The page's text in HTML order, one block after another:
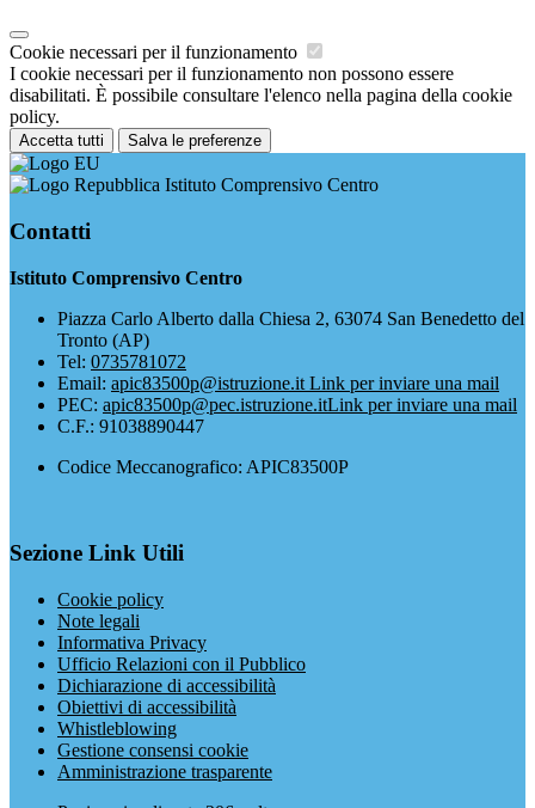
Cookie necessari per il funzionamento
I cookie necessari per il funzionamento non possono essere
disabilitati. È possibile consultare l'elenco nella pagina della cookie
policy.
Accetta tutti Salva le preferenze
Istituto Comprensivo Centro
Contatti
Istituto Comprensivo Centro
Piazza Carlo Alberto dalla Chiesa 2, 63074 San Benedetto del
Tronto (AP)
Tel: 0735781072
Email: apic83500p@istruzione.it Link per inviare una mail
PEC: apic83500p@pec.istruzione.itLink per inviare una mail
C.F.: 91038890447
Codice Meccanografico: APIC83500P
Sezione Link Utili
Cookie policy
Note legali
Informativa Privacy
Ufficio Relazioni con il Pubblico
Dichiarazione di accessibilità
Obiettivi di accessibilità
Whistleblowing
Gestione consensi cookie
Amministrazione trasparente